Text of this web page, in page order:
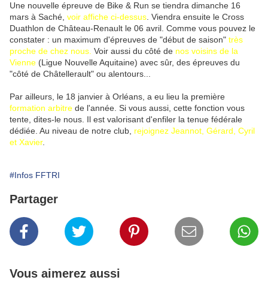
Une nouvelle épreuve de Bike & Run se tiendra dimanche 16
mars à Saché, voir affiche ci-dessus . Viendra ensuite le Cross
Duathlon de Château-Renault le 06 avril. Comme vous pouvez le
constater : un maximum d'épreuves de "début de saison" très
proche de chez nous. Voir aussi du côté de nos voisins de la
Vienne (Ligue Nouvelle Aquitaine) avec sûr, des épreuves du
"côté de Châtellerault" ou alentours...
Par ailleurs, le 18 janvier à Orléans, a eu lieu la première
formation arbitre de l'année. Si vous aussi, cette fonction vous
tente, dites-le nous. Il est valorisant d'enfiler la tenue fédérale
dédiée. Au niveau de notre club, rejoignez Jeannot, Gérard, Cyril
et Xavier.
#Infos FFTRI
Partager
Vous aimerez aussi